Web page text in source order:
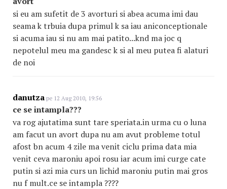
si eu am sufetit de 3 avorturi si abea acuma imi dau
seama k trbuia dupa primul k sa iau aniconceptionale
si acuma iau si nu am mai patito...knd ma joc q
nepotelul meu ma gandesc k si al meu putea fi alaturi
de noi
danutza pe 12 Aug 2010, 19:56
ce se intampla???
va rog ajutatima sunt tare speriata.in urma cu o luna
am facut un avort dupa nu am avut probleme totul
afost bn acum 4 zile ma venit ciclu prima data mia
venit ceva maroniu apoi rosu iar acum imi curge cate
putin si azi mia curs un lichid maroniu putin mai gros
nu f mult.ce se intampla ????